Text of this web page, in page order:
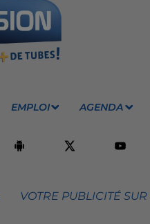
EMPLOI AGENDA
VOTRE PUBLICITÉ